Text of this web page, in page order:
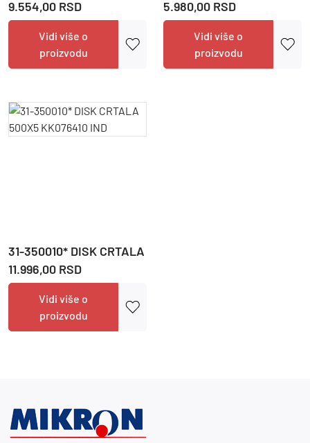
9.554,00 RSD
Vidi više o
proizvodu
5.980,00 RSD
Vidi više o
proizvodu
31-350010* DISK CRTALA 500X5 KK076410 IND
11.996,00 RSD
Vidi više o
proizvodu